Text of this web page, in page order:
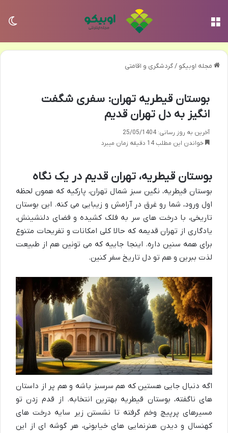
مجله اوبیکو /گردشگری و اقامتی
بوستان قیطریه تهران: سفری شگفت
انگیز به دل تهران قدیم
آخرین به روز رسانی: 25/05/1404
خواندن این مطلب 14 دقیقه زمان میبرد
بوستان قیطریه، تهران قدیم در یک نگاه
بوستان قیطریه، نگین سبز شمال تهران، پارکیه که همون لحظه
اول ورود، شما رو غرق در آرامش و زیبایی می کنه. این بوستان
تاریخی، با درخت های سر به فلک کشیده و فضای دلنشینش،
یادگاری از تهران قدیمه که حالا کلی امکانات و تفریحات متنوع
برای همه سنین داره. اینجا جاییه که می تونین هم از طبیعت
لذت ببرین و هم تو دل تاریخ سفر کنین.
اگه دنبال جایی هستین که هم سرسبز باشه و هم پر از داستان
های ناگفته، بوستان قیطریه بهترین انتخابه. از قدم زدن تو
مسیرهای پرپیچ وخم گرفته تا نشستن زیر سایه درخت های
کهنسال و دیدن هنرنمایی های خیابونی، هر گوشه ای از این